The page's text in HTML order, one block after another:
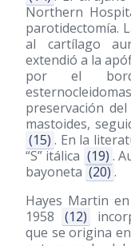
Northern
parotidectomía.
al cartílago
extendió a la
por el
preservación
mastoides,
(15) . En la
“S” itálica (19) .
bayoneta(20).
Hayes Martin en
1958
(12)
que se origina